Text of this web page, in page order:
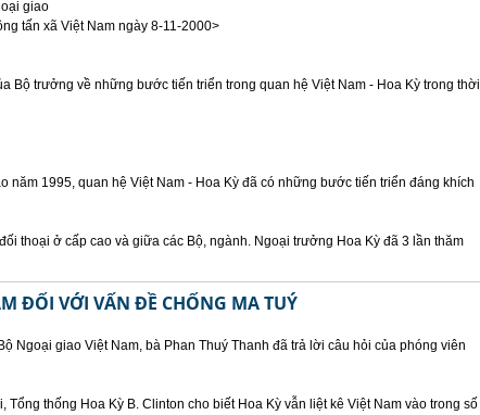
giao
tấn xã Việt Nam ngày 8-11-2000>
Bộ trưởng về những bước tiến triển trong quan hệ Việt Nam - Hoa Kỳ trong thời
năm 1995, quan hệ Việt Nam - Hoa Kỳ đã có những bước tiến triển đáng khích
thoại ở cấp cao và giữa các Bộ, ngành. Ngoại trưởng Hoa Kỳ đã 3 lần thăm
ĐỐI VỚI VẤN ĐỀ CHỐNG MA TUÝ
Ngoại giao Việt Nam, bà Phan Thuý Thanh đã trả lời câu hỏi của phóng viên
Tổng thống Hoa Kỳ B. Clinton cho biết Hoa Kỳ vẫn liệt kê Việt Nam vào trong số